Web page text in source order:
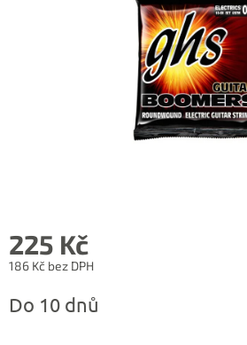
225 Kč
186 Kč bez DPH
cena:
Do 10 dnů